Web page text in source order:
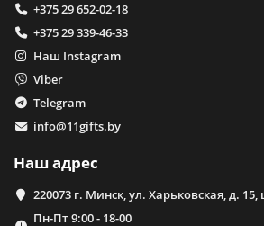
+375 29 652-02-18
+375 29 339-46-33
Наш Instagram
Viber
Telegram
info@11gifts.by
Наш адрес
220073 г. Минск, ул. Харьковская, д.
Пн-Пт 9:00 - 18-00